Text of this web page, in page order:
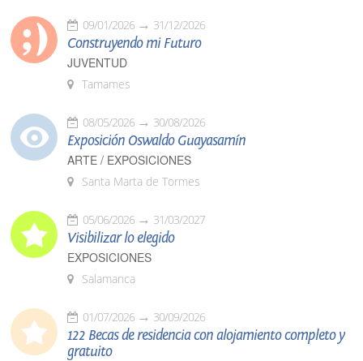
09/01/2026 31/12/2026
Construyendo mi Futuro
JUVENTUD
Tamames
08/05/2026 30/08/2026
Exposición Oswaldo Guayasamín
ARTE / EXPOSICIONES
Santa Marta de Tormes
05/06/2026 31/03/2027
Visibilizar lo elegido
EXPOSICIONES
Salamanca
01/07/2026 30/09/2026
122 Becas de residencia con alojamiento completo y
gratuito